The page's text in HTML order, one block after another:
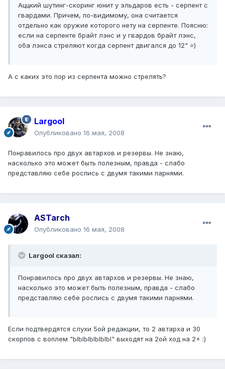
Аццкий шутинг-скоринг юнит у эльдаров есть - серпент с
гвардами. Причем, по-видимому, она считается
отдельно как оружие которого нету на серпенте. Поясню:
если на серпенте брайт лэнс и у гвардов брайт лэнс,
оба лэнса стреляют когда серпент двигался до 12" =)
А с каких это пор из серпента можно стрелять?
Largool
Опубликовано 16 мая, 2008
Понравилось про двух автархов и резервы. Не знаю,
насколько это может быть полезным, правда - слабо
представляю себе роспись с двумя такими парнями.
ASTarch
Опубликовано 16 мая, 2008
Largool сказал:
Понравилось про двух автархов и резервы. Не знаю,
насколько это может быть полезным, правда - слабо
представляю себе роспись с двумя такими парнями.
Если подтвердятся слухи 5ой редакции, то 2 автарха и 30
скорпов с воплем "ЫЫЫЫЫЫЫ" выходят на 2ой ход на 2+ :)